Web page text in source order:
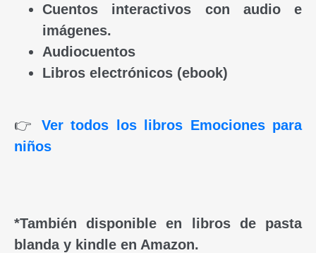
Cuentos interactivos con audio e
imágenes.
Audiocuentos
Libros electrónicos (ebook)
👉 Ver todos los libros Emociones para
niños
*También disponible en libros de pasta
blanda y kindle en Amazon.